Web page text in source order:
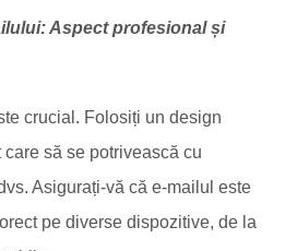
Aspect profesional și
crucial. Folosiți un design
să se potrivească cu
Asigurați-vă că e-mailul este
pe diverse dispozitive, de la